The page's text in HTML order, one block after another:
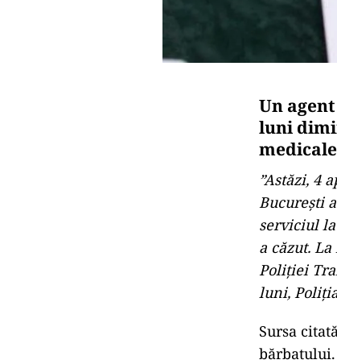
Un
luni
”Astăzi, 4
Bucureşti
serviciul
a căzut.
Poliţiei
luni,
Sursa
bărbatului.